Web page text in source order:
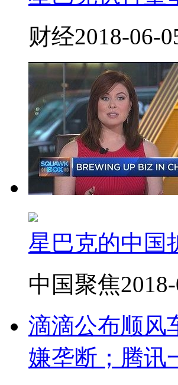
财经2018-06-
星巴克的中国
中国聚焦
滴滴公布顺风
嫌垄断；腾讯